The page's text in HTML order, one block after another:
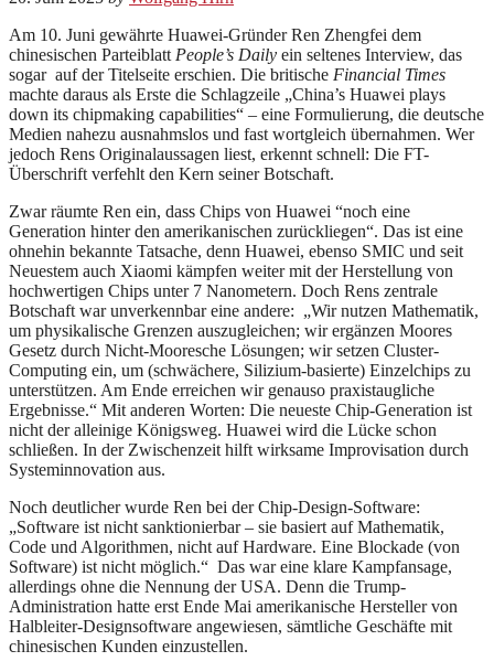
Am 10. Juni gewährte Huawei-Gründer Ren Zhengfei dem
chinesischen Parteiblatt People’s Daily ein seltenes Interview, das
sogar auf der Titelseite erschien. Die britische Financial Times
machte daraus als Erste die Schlagzeile „China’s Huawei plays
down its chipmaking capabilities“ – eine Formulierung, die deutsche
Medien nahezu ausnahmslos und fast wortgleich übernahmen. Wer
jedoch Rens Originalaussagen liest, erkennt schnell: Die FT-
Überschrift verfehlt den Kern seiner Botschaft.
Zwar räumte Ren ein, dass Chips von Huawei “noch eine
Generation hinter den amerikanischen zurückliegen“. Das ist eine
ohnehin bekannte Tatsache, denn Huawei, ebenso SMIC und seit
Neuestem auch Xiaomi kämpfen weiter mit der Herstellung von
hochwertigen Chips unter 7 Nanometern. Doch Rens zentrale
Botschaft war unverkennbar eine andere: „Wir nutzen Mathematik,
um physikalische Grenzen auszugleichen; wir ergänzen Moores
Gesetz durch Nicht-Mooresche Lösungen; wir setzen Cluster-
Computing ein, um (schwächere, Silizium-basierte) Einzelchips zu
unterstützen. Am Ende erreichen wir genauso praxistaugliche
Ergebnisse.“ Mit anderen Worten: Die neueste Chip-Generation ist
nicht der alleinige Königsweg. Huawei wird die Lücke schon
schließen. In der Zwischenzeit hilft wirksame Improvisation durch
Systeminnovation aus.
Noch deutlicher wurde Ren bei der Chip-Design-Software:
„Software ist nicht sanktionierbar – sie basiert auf Mathematik,
Code und Algorithmen, nicht auf Hardware. Eine Blockade (von
Software) ist nicht möglich.“ Das war eine klare Kampfansage,
allerdings ohne die Nennung der USA. Denn die Trump-
Administration hatte erst Ende Mai amerikanische Hersteller von
Halbleiter-Designsoftware angewiesen, sämtliche Geschäfte mit
chinesischen Kunden einzustellen.